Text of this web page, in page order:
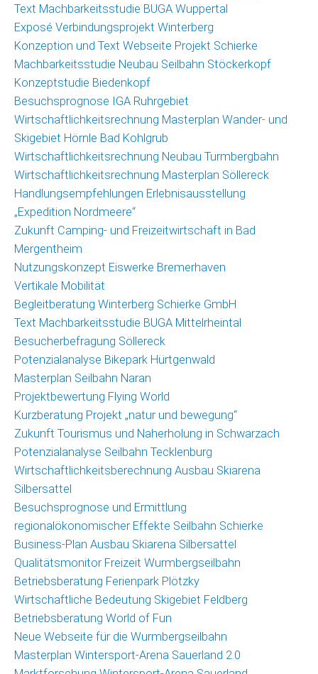
Text Machbarkeitsstudie BUGA Wuppertal
Exposé Verbindungsprojekt Winterberg
Konzeption und Text Webseite Projekt Schierke
Machbarkeitsstudie Neubau Seilbahn Stöckerkopf
Konzeptstudie Biedenkopf
Besuchsprognose IGA Ruhrgebiet
Wirtschaftlichkeitsrechnung Masterplan Wander- und
Skigebiet Hörnle Bad Kohlgrub
Wirtschaftlichkeitsrechnung Neubau Turmbergbahn
Wirtschaftlichkeitsrechnung Masterplan Söllereck
Handlungsempfehlungen Erlebnisausstellung
„Expedition Nordmeere“
Zukunft Camping- und Freizeitwirtschaft in Bad
Mergentheim
Nutzungskonzept Eiswerke Bremerhaven
Vertikale Mobilität
Begleitberatung Winterberg Schierke GmbH
Text Machbarkeitsstudie BUGA Mittelrheintal
Besucherbefragung Söllereck
Potenzialanalyse Bikepark Hürtgenwald
Masterplan Seilbahn Naran
Projektbewertung Flying World
Kurzberatung Projekt „natur und bewegung“
Zukunft Tourismus und Naherholung in Schwarzach
Potenzialanalyse Seilbahn Tecklenburg
Wirtschaftlichkeitsberechnung Ausbau Skiarena
Silbersattel
Besuchsprognose und Ermittlung
regionalökonomischer Effekte Seilbahn Schierke
Business-Plan Ausbau Skiarena Silbersattel
Qualitätsmonitor Freizeit Wurmbergseilbahn
Betriebsberatung Ferienpark Plötzky
Wirtschaftliche Bedeutung Skigebiet Feldberg
Betriebsberatung World of Fun
Neue Webseite für die Wurmbergseilbahn
Masterplan Wintersport-Arena Sauerland 2.0